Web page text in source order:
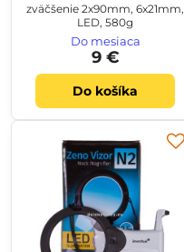
zväčšenie 2x90mm, 6x21mm,
LED, 580g
Do mesiaca
9 €
Do košíka